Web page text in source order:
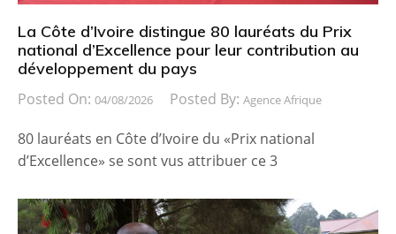
La Côte d’Ivoire distingue 80 lauréats du Prix
national d’Excellence pour leur contribution au
développement du pays
Posted On: 04/08/2026 Posted By: Agence Afrique
80 lauréats en Côte d’Ivoire du «Prix national
d’Excellence» se sont vus attribuer ce 3